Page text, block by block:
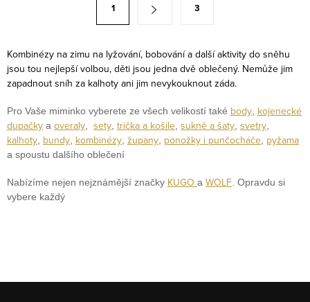
c
í
p
r
v
k
y
v
ý
á
n
k
o
v
á
í
1 3
Kombinézy na zimu na lyžování, bobování a další aktivity do sněhu
jsou tou nejlepší volbou, děti jsou jedna dvě oblečený. Nemůže jim
zapadnout sníh za kalhoty ani jim nevykouknout záda.
Pro Vaše miminko vyberete ze všech velikostí také body kojenecké
dupačky a overaly sety trička a košile sukně a šaty svetry
kalhoty bundy kombinézy župany ponožky i punčocháče pyžama
a spoustu dalšího oblečení
Nabízíme nejen nejznámější značky KUGO a WOLF . Opravdu si
vybere každý